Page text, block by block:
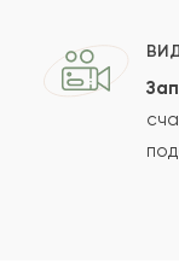
Отзыв
Проверяем